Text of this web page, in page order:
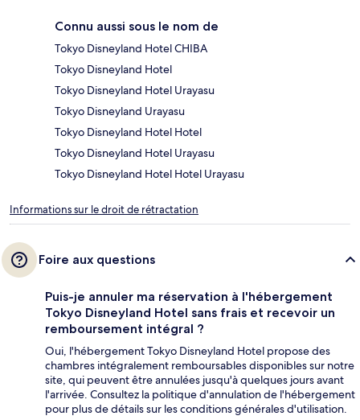
Connu aussi sous le nom de
Tokyo Disneyland Hotel CHIBA
Tokyo Disneyland Hotel
Tokyo Disneyland Hotel Urayasu
Tokyo Disneyland Urayasu
Tokyo Disneyland Hotel Hotel
Tokyo Disneyland Hotel Urayasu
Tokyo Disneyland Hotel Hotel Urayasu
Informations sur le droit de rétractation
Foire aux questions
Puis-je annuler ma réservation à l'hébergement
Tokyo Disneyland Hotel sans frais et recevoir un
remboursement intégral ?
Oui, l'hébergement Tokyo Disneyland Hotel propose des
chambres intégralement remboursables disponibles sur notre
site, qui peuvent être annulées jusqu'à quelques jours avant
l'arrivée. Consultez la politique d'annulation de l'hébergement
pour plus de détails sur les conditions générales d'utilisation.